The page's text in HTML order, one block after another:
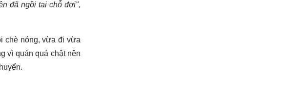
đã ngồi tại chỗ đợi",
chè nóng, vừa đi vừa
vì quán quá chật nên